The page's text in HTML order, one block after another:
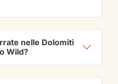
nelle Dolomiti
Wild?